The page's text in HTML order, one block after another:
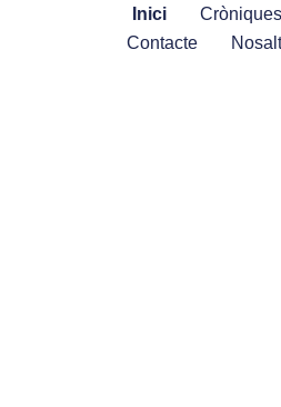
Inici
Contacte